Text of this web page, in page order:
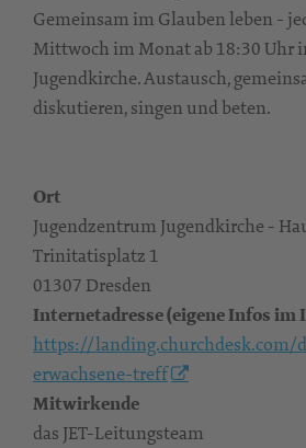
Gemeinsam im Glauben leben -
Mittwoch im Monat ab 18:30 Uhr
Jugendkirche. Austausch,
diskutieren, singen und beten.
Ort
Jugendzentrum Jugendkirche -
Trinitatisplatz 1
01307 Dresden
Internetadresse (eigene Infos im
https://landing.churchdesk.com/
erwachsene-treff
Mitwirkende
das JET-Leitungsteam